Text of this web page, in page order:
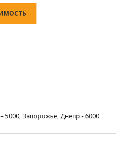
5000; Запорожье, Днепр - 6000